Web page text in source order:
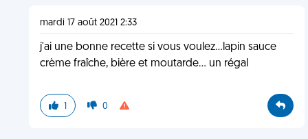
mardi 17 août 2021 2:33
j'ai une bonne recette si vous voulez...lapin sauce
crème fraîche, bière et moutarde... un régal
1 0